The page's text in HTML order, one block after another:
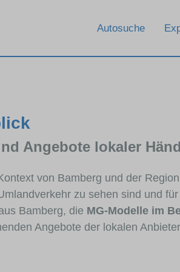
Autosuche
Angebote lokaler
von Bamberg und der
zu sehen sind und
Bamberg, die MG-Modelle im
Angebote der lokalen